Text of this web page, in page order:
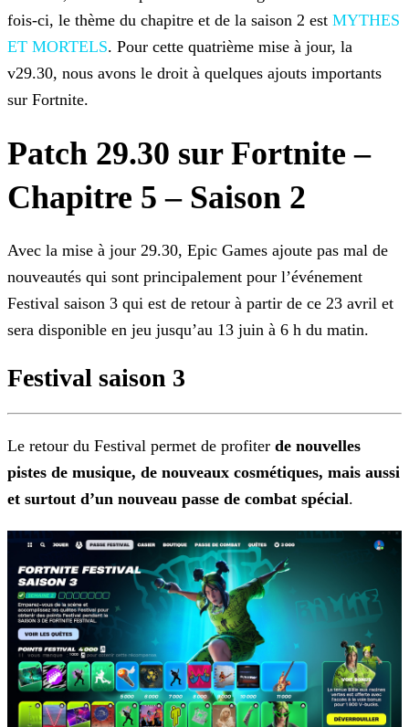
fois-ci, le thème du chapitre et de la saison 2 est MYTHES
ET MORTELS. Pour cette quatrième mise à jour, la
v29.30, nous avons le droit à quelques ajouts importants
sur Fortnite.
Patch 29.30 sur Fortnite –
Chapitre 5 – Saison 2
Avec la mise à jour 29.30, Epic Games ajoute pas mal de
nouveautés qui sont principalement pour l’événement
Festival saison 3 qui est de retour à partir de ce 23 avril et
sera disponible en jeu jusqu’au 13 juin à 6 h du matin.
Festival saison 3
Le retour du Festival permet de profiter de nouvelles
pistes de musique, de nouveaux cosmétiques, mais aussi
et surtout d’un nouveau passe de combat spécial.